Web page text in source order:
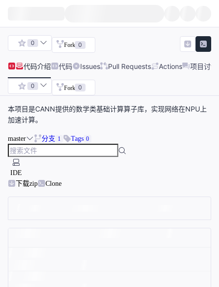
0 Fork 0
代码介绍 代码 Issues Pull Requests Actions 项目讨论
0 Fork 0
本项目是CANN提供的数学类基础计算算子库，实现网络在NPU上
加速计算。
master 分支 1 Tags 0
IDE
下载zip
Clone